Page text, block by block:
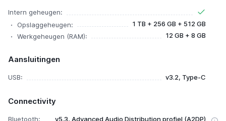
Intern geheugen:
Opslaggeheugen:
1 TB + 256 GB + 512 GB
Werkgeheugen (RAM):
12 GB + 8 GB
Aansluitingen
USB: v3.2, Type-C
Connectivity
Bluetooth:
v5.3, Advanced Audio Distribution profiel (A2DP)